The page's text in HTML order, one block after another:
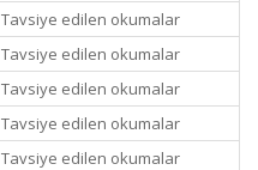
Tavsiye edilen okumalar
Tavsiye edilen okumalar
Tavsiye edilen okumalar
Tavsiye edilen okumalar
Tavsiye edilen okumalar